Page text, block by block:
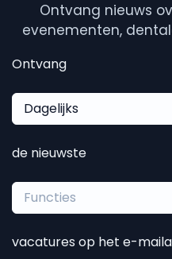
Ontvang nieuws
evenementen,
Ontvang
Dagelijks
de nieuwste
Functies
vacatures op het e-